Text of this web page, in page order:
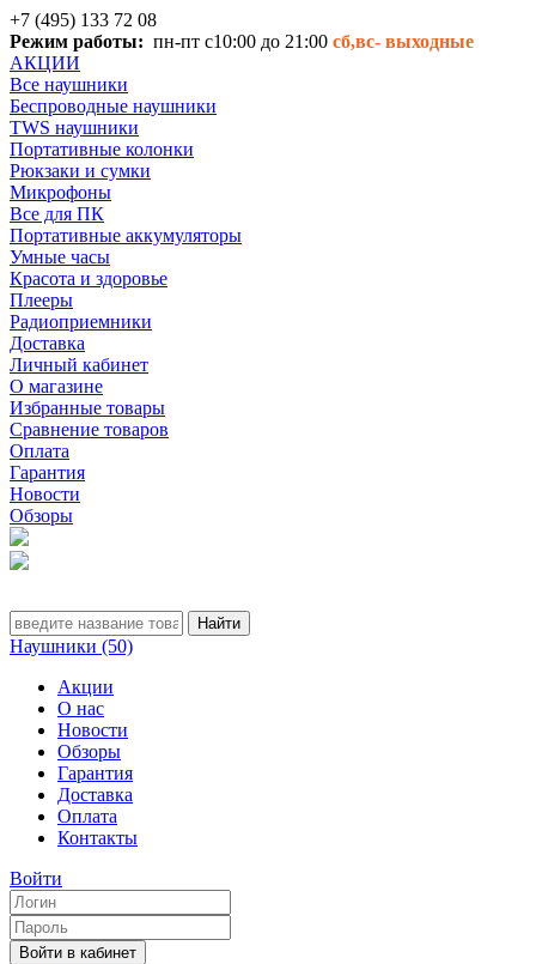
+7 (495) 133 72 08
Режим работы: пн-пт с10:00 до 21:00 сб,вс- выходные
АКЦИИ
Все наушники
Беспроводные наушники
TWS наушники
Портативные колонки
Рюкзаки и сумки
Микрофоны
Все для ПК
Портативные аккумуляторы
Умные часы
Красота и здоровье
Плееры
Радиоприемники
Доставка
Личный кабинет
О магазине
Избранные товары
Сравнение товаров
Оплата
Гарантия
Новости
Обзоры
Наушники (50)
Акции
О нас
Новости
Обзоры
Гарантия
Доставка
Оплата
Контакты
Войти